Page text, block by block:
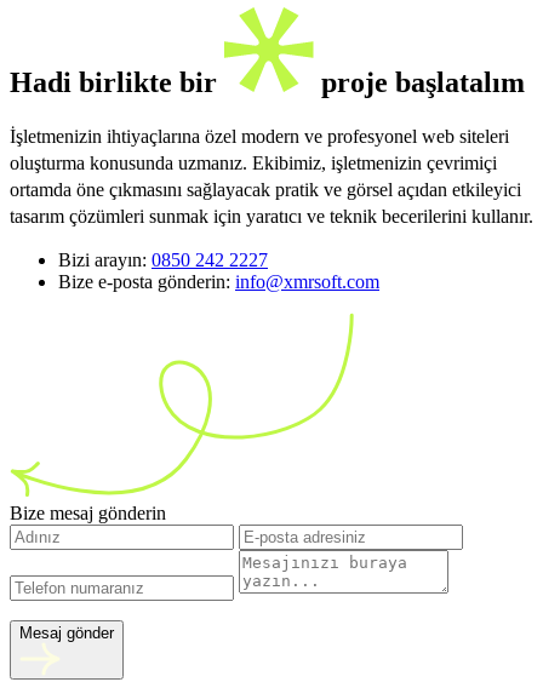
Hadi birlikte bir proje başlatalım
İşletmenizin ihtiyaçlarına özel modern ve profesyonel web siteleri
oluşturma konusunda uzmanız. Ekibimiz, işletmenizin çevrimiçi
ortamda öne çıkmasını sağlayacak pratik ve görsel açıdan etkileyici
tasarım çözümleri sunmak için yaratıcı ve teknik becerilerini kullanır.
Bizi arayın: 0850 242 2227
Bize e-posta gönderin: info@xmrsoft.com
Bize mesaj gönderin
Mesaj gönder